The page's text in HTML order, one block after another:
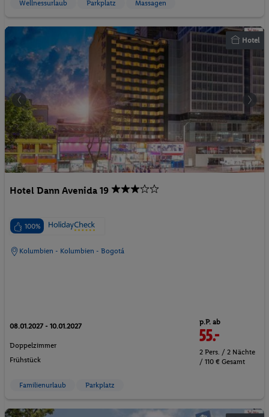
Wellnessurlaub Parkplatz Massagen
Hotel
Hotel Dann Avenida 19
100%
Kolumbien - Kolumbien - Bogotá
08.01.2027 - 10.01.2027
Doppelzimmer
Frühstück
p.P. ab
55.-
2 Pers. / 2 Nächte
/ 110 € Gesamt
Familienurlaub Parkplatz